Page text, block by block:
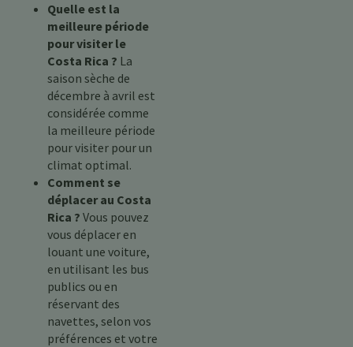
Quelle est la
meilleure période
pour visiter le
Costa Rica ? La
saison sèche de
décembre à avril est
considérée comme
la meilleure période
pour visiter pour un
climat optimal.
Comment se
déplacer au Costa
Rica ? Vous pouvez
vous déplacer en
louant une voiture,
en utilisant les bus
publics ou en
réservant des
navettes, selon vos
préférences et votre